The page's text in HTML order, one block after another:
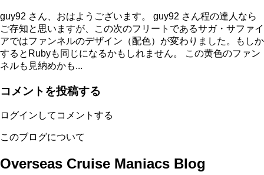
guy92 さん、おはようございます。 guy92 さん程の達人なら
ご存知と思いますが、この次のフリートであるサガ・サファイ
アではファンネルのデザイン（配色）が変わりました。もしか
するとRubyも同じになるかもしれません。 この黄色のファン
ネルも見納めかも...
コメントを投稿する
ログインしてコメントする
このブログについて
Overseas Cruise Maniacs Blog